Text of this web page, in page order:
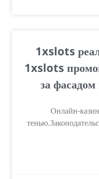
1xslots
1xslots
за
Онлайн-